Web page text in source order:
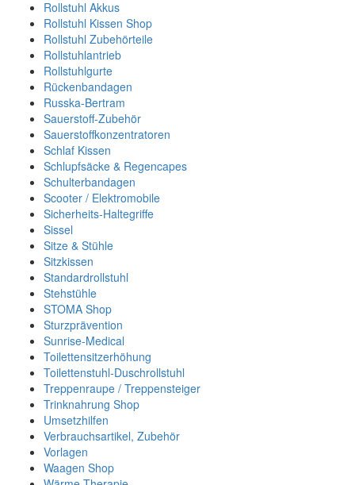
Rollstuhl Akkus
Rollstuhl Kissen Shop
Rollstuhl Zubehörteile
Rollstuhlantrieb
Rollstuhlgurte
Rückenbandagen
Russka-Bertram
Sauerstoff-Zubehör
Sauerstoffkonzentratoren
Schlaf Kissen
Schlupfsäcke & Regencapes
Schulterbandagen
Scooter / Elektromobile
Sicherheits-Haltegriffe
Sissel
Sitze & Stühle
Sitzkissen
Standardrollstuhl
Stehstühle
STOMA Shop
Sturzprävention
Sunrise-Medical
Toilettensitzerhöhung
Toilettenstuhl-Duschrollstuhl
Treppenraupe / Treppensteiger
Trinknahrung Shop
Umsetzhilfen
Verbrauchsartikel, Zubehör
Vorlagen
Waagen Shop